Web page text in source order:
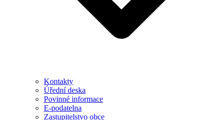
Kontakty
Úřední deska
Povinné informace
E-podatelna
Zastupitelstvo obce